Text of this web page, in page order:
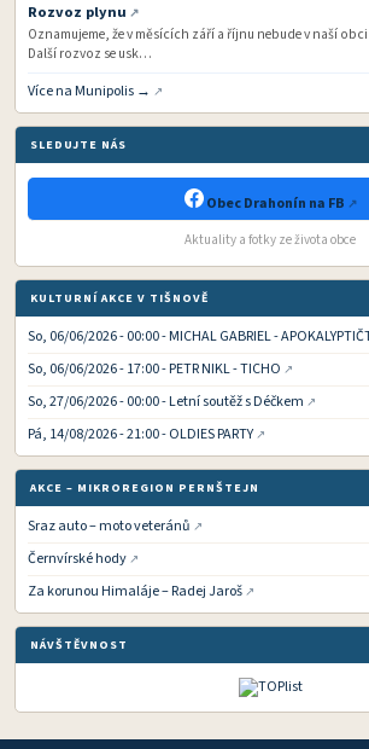
Rozvoz plynu
Oznamujeme, že v měsících září a říjnu nebude v naší
Další rozvoz se usk…
Více na Munipolis →
SLEDUJTE NÁS
Obec Drahonín na FB
Aktuality a fotky ze života obce
KULTURNÍ AKCE V TIŠNOVĚ
So, 06/06/2026 - 00:00 - MICHAL GABRIEL -
So, 06/06/2026 - 17:00 - PETR NIKL - TICHO
So, 27/06/2026 - 00:00 - Letní soutěž s Déčkem
Pá, 14/08/2026 - 21:00 - OLDIES PARTY
AKCE – MIKROREGION PERNŠTEJN
Sraz auto – moto veteránů
Černvírské hody
Za korunou Himaláje – Radej Jaroš
NÁVŠTĚVNOST